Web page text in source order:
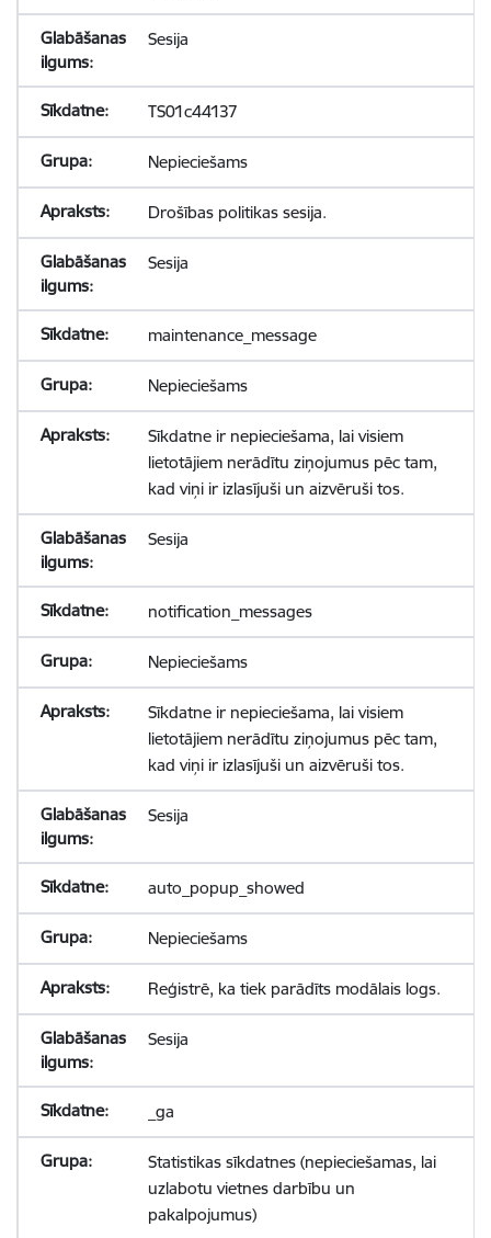
Sesija
TS01c44137
Nepieciešams
Drošības politikas sesija.
Sesija
maintenance_message
Nepieciešams
Sīkdatne ir nepieciešama, lai visiem
lietotājiem nerādītu ziņojumus pēc tam,
kad viņi ir izlasījuši un aizvēruši tos.
Sesija
notification_messages
Nepieciešams
Sīkdatne ir nepieciešama, lai visiem
lietotājiem nerādītu ziņojumus pēc tam,
kad viņi ir izlasījuši un aizvēruši tos.
Sesija
auto_popup_showed
Nepieciešams
Reģistrē, ka tiek parādīts modālais logs.
Sesija
_ga
Statistikas sīkdatnes (nepieciešamas, lai
uzlabotu vietnes darbību un
pakalpojumus)